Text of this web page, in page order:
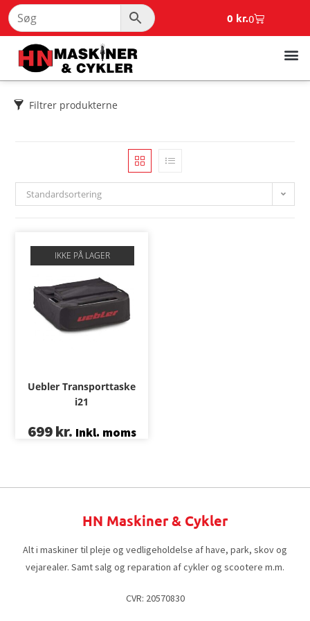
0 kr.0
Filtrer produkterne
Standardsortering
IKKE PÅ LAGER
Uebler Transporttaske
i21
699kr. Inkl. moms
HN Maskiner & Cykler
Alt i maskiner til pleje og vedligeholdelse af have, park, skov og
vejarealer. Samt salg og reparation af cykler og scootere m.m.
CVR: 20570830